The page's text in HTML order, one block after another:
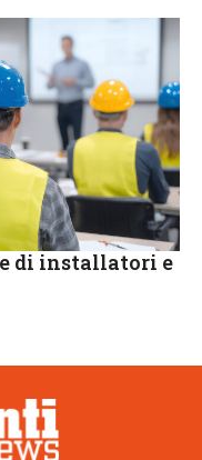
di installatori e